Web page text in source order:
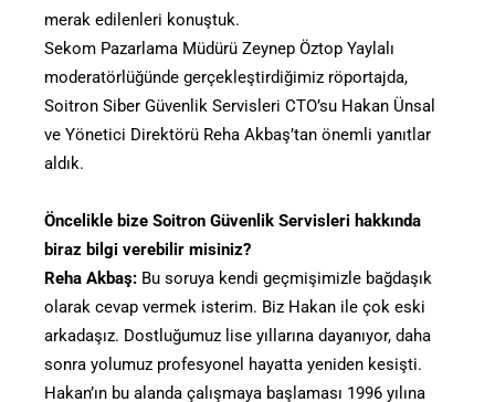
merak edilenleri konuştuk.
Sekom Pazarlama Müdürü Zeynep Öztop Yaylalı
moderatörlüğünde gerçekleştirdiğimiz röportajda,
Soitron Siber Güvenlik Servisleri CTO’su Hakan Ünsal
ve Yönetici Direktörü Reha Akbaş’tan önemli yanıtlar
aldık.
Öncelikle bize Soitron Güvenlik Servisleri hakkında
biraz bilgi verebilir misiniz?
Reha Akbaş: Bu soruya kendi geçmişimizle bağdaşık
olarak cevap vermek isterim. Biz Hakan ile çok eski
arkadaşız. Dostluğumuz lise yıllarına dayanıyor, daha
sonra yolumuz profesyonel hayatta yeniden kesişti.
Hakan’ın bu alanda çalışmaya başlaması 1996 yılına